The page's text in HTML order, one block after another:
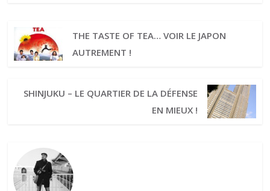
THE TASTE OF TEA… VOIR LE JAPON
AUTREMENT !
SHINJUKU – LE QUARTIER DE LA DÉFENSE
EN MIEUX !